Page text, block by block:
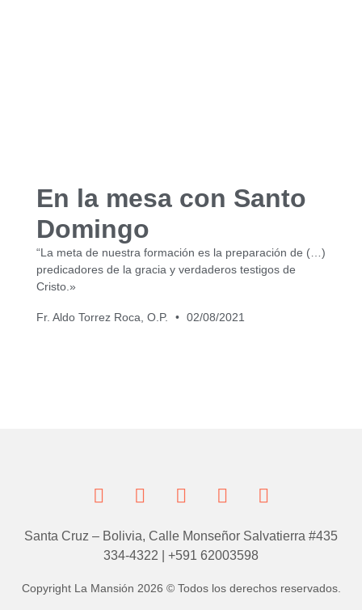
En la mesa con Santo
Domingo
“La meta de nuestra formación es la preparación de (…)
predicadores de la gracia y verdaderos testigos de
Cristo.»
Fr. Aldo Torrez Roca, O.P. 02/08/2021
Santa Cruz – Bolivia, Calle Monseñor Salvatierra #435
334-4322 | +591 62003598
Copyright La Mansión 2026 © Todos los derechos reservados.